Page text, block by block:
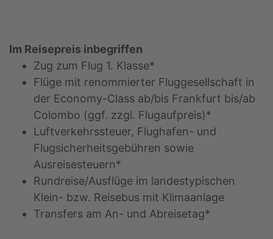
Im Reisepreis inbegriffen
Zug zum Flug 1. Klasse*
Flüge mit renommierter Fluggesellschaft in
der Economy-Class ab/bis Frankfurt bis/ab
Colombo (ggf. zzgl. Flugaufpreis)*
Luftverkehrssteuer, Flughafen- und
Flugsicherheitsgebühren sowie
Ausreisesteuern*
Rundreise/Ausflüge im landestypischen
Klein- bzw. Reisebus mit Klimaanlage
Transfers am An- und Abreisetag*